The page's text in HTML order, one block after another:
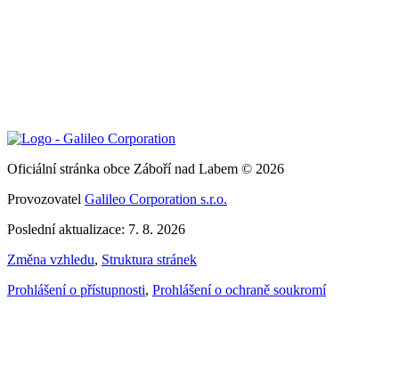
Oficiální stránka obce Záboří nad Labem © 2026
Provozovatel Galileo Corporation s.r.o.
Poslední aktualizace: 7. 8. 2026
Změna vzhledu, Struktura stránek
Prohlášení o přístupnosti, Prohlášení o ochraně soukromí